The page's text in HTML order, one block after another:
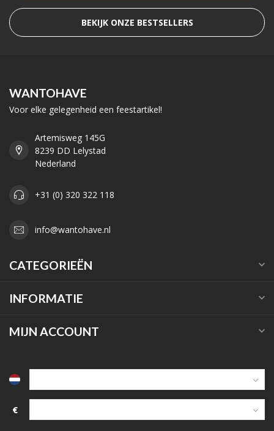
BEKIJK ONZE BESTSELLERS
WANTOHAVE
Voor elke gelegenheid een feestartikel!
Artemisweg 145G
8239 DD Lelystad
Nederland
+31 (0) 320 322 118
info@wantohave.nl
CATEGORIEËN
INFORMATIE
MIJN ACCOUNT
€